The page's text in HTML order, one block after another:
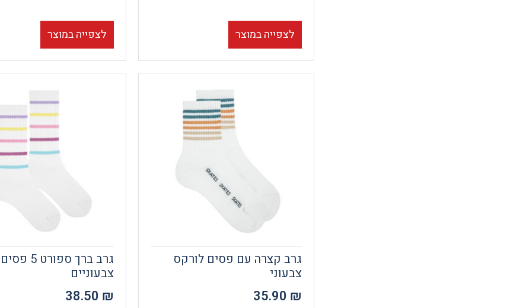
לצפייה במוצר לצפייה במוצר
גרב קצרה עם פסים לורקס
צבעוני
35.90 ₪
גרב ברך ספורט 5 פסים
צבעוניים
38.50 ₪